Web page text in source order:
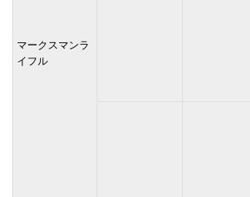
マークスマンラ
イフル